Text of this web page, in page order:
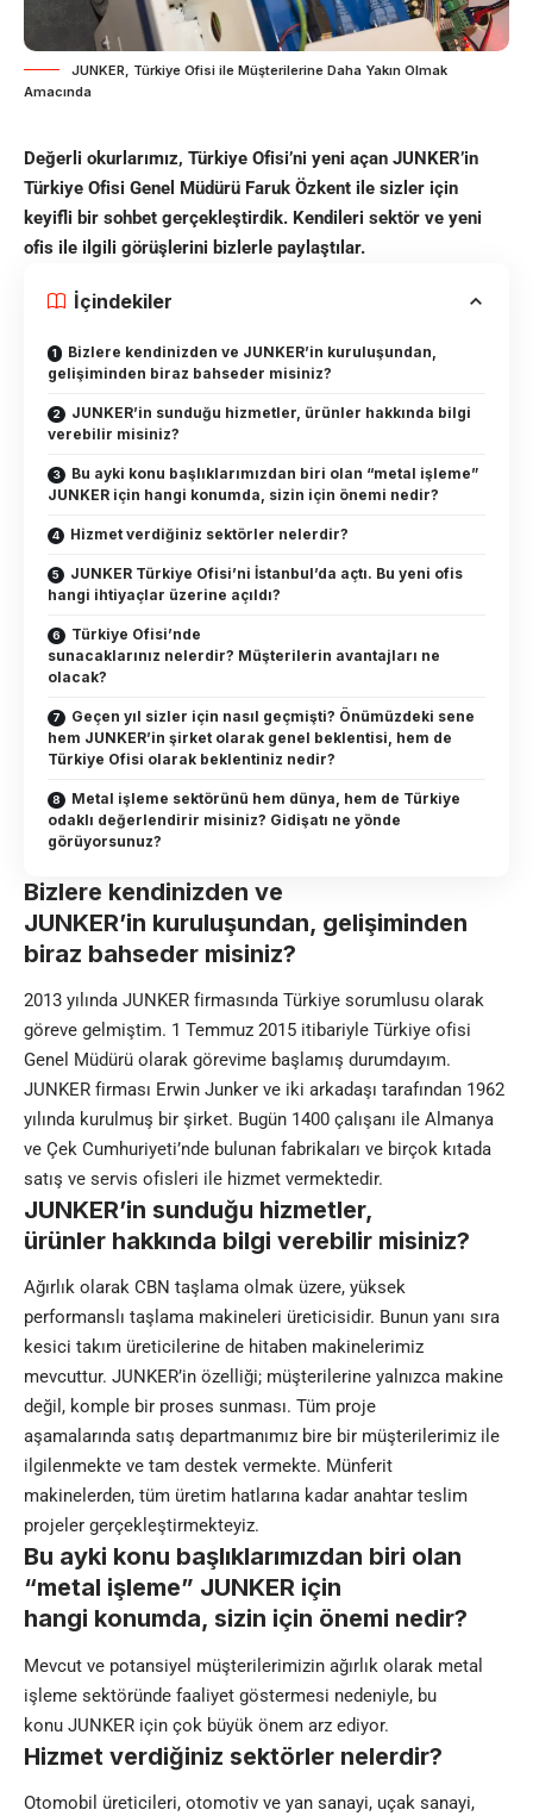
JUNKER, Türkiye Ofisi ile Müşterilerine Daha Yakın Olmak
Amacında
Değerli okurlarımız, Türkiye Ofisi’ni yeni açan JUNKER’in
Türkiye Ofisi Genel Müdürü Faruk Özkent ile sizler için
keyifli bir sohbet gerçekleştirdik. Kendileri sektör ve yeni
ofis ile ilgili görüşlerini bizlerle paylaştılar.
İçindekiler
Bizlere kendinizden ve JUNKER’in kuruluşundan,
gelişiminden biraz bahseder misiniz?
JUNKER’in sunduğu hizmetler, ürünler hakkında bilgi
verebilir misiniz?
Bu ayki konu başlıklarımızdan biri olan “metal işleme”
JUNKER için hangi konumda, sizin için önemi nedir?
Hizmet verdiğiniz sektörler nelerdir?
JUNKER Türkiye Ofisi’ni İstanbul’da açtı. Bu yeni ofis
hangi ihtiyaçlar üzerine açıldı?
Türkiye Ofisi’nde
sunacaklarınız nelerdir? Müşterilerin avantajları ne
olacak?
Geçen yıl sizler için nasıl geçmişti? Önümüzdeki sene
hem JUNKER’in şirket olarak genel beklentisi, hem de
Türkiye Ofisi olarak beklentiniz nedir?
Metal işleme sektörünü hem dünya, hem de Türkiye
odaklı değerlendirir misiniz? Gidişatı ne yönde
görüyorsunuz?
Bizlere kendinizden ve
JUNKER’in kuruluşundan, gelişiminden
biraz bahseder misiniz?
2013 yılında JUNKER firmasında Türkiye sorumlusu olarak
göreve gelmiştim. 1 Temmuz 2015 itibariyle Türkiye ofisi
Genel Müdürü olarak görevime başlamış durumdayım.
JUNKER firması Erwin Junker ve iki arkadaşı tarafından 1962
yılında kurulmuş bir şirket. Bugün 1400 çalışanı ile Almanya
ve Çek Cumhuriyeti’nde bulunan fabrikaları ve birçok kıtada
satış ve servis ofisleri ile hizmet vermektedir.
JUNKER’in sunduğu hizmetler,
ürünler hakkında bilgi verebilir misiniz?
Ağırlık olarak CBN taşlama olmak üzere, yüksek
performanslı taşlama makineleri üreticisidir. Bunun yanı sıra
kesici takım üreticilerine de hitaben makinelerimiz
mevcuttur. JUNKER’in özelliği; müşterilerine yalnızca makine
değil, komple bir proses sunması. Tüm proje
aşamalarında satış departmanımız bire bir müşterilerimiz ile
ilgilenmekte ve tam destek vermekte. Münferit
makinelerden, tüm üretim hatlarına kadar anahtar teslim
projeler gerçekleştirmekteyiz.
Bu ayki konu başlıklarımızdan biri olan
“metal işleme” JUNKER için
hangi konumda, sizin için önemi nedir?
Mevcut ve potansiyel müşterilerimizin ağırlık olarak metal
işleme sektöründe faaliyet göstermesi nedeniyle, bu
konu JUNKER için çok büyük önem arz ediyor.
Hizmet verdiğiniz sektörler nelerdir?
Otomobil üreticileri, otomotiv ve yan sanayi, uçak sanayi,